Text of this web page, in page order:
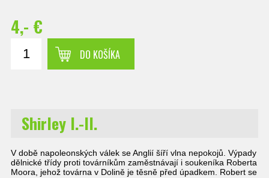
4,- €
DO KOŠÍKA
Shirley I.-II.
V době napoleonských válek se Anglií šíří vlna nepokojů. Výpady
dělnické třídy proti továrníkům zaměstnávají i soukeníka Roberta
Moora, jehož továrna v Dolině je těsně před úpadkem. Robert se